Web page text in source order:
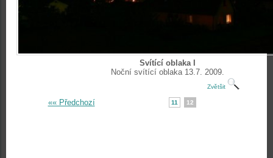
Svítící oblaka I
Noční svítící oblaka 13.7. 2009.
Zvětšit
«« Předchozí 11 12